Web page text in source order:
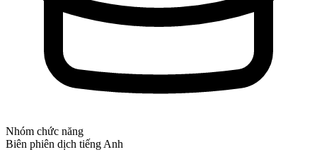
Nhóm chức năng
Biên phiên dịch tiếng Anh